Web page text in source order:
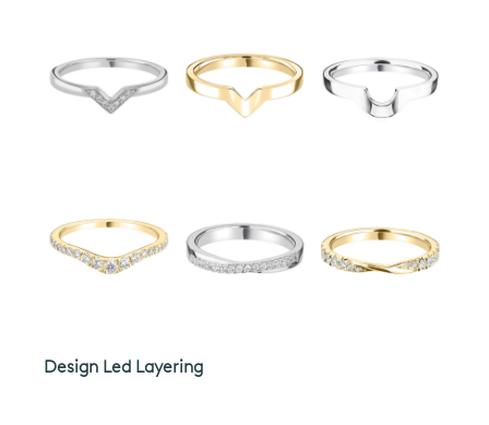
Design Led Layering